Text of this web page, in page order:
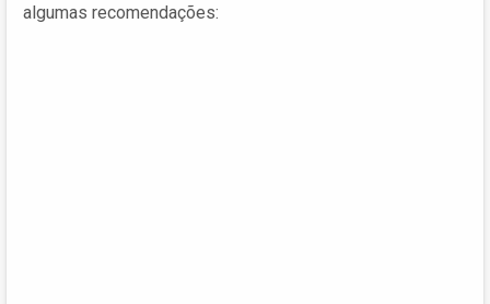
algumas recomendações: